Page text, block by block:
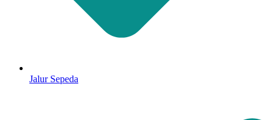
Jalur Sepeda